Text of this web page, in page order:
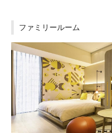
ファミリールーム